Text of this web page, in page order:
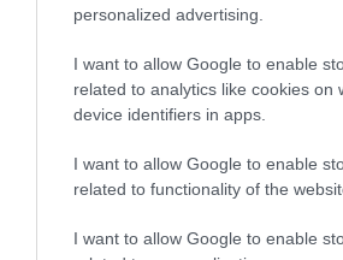
personalized advertising.
I want to allow Google to enable
related to analytics like cookies on
device identifiers in apps.
I want to allow Google to enable
related to functionality of the
I want to allow Google to enable
παρουσίαση του